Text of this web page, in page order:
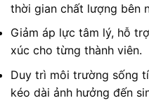
thời gian chất lượng bên
Giảm áp lực tâm lý, hỗ
xúc cho từng thành viên.
Duy trì môi trường sống
kéo dài ảnh hưởng đến